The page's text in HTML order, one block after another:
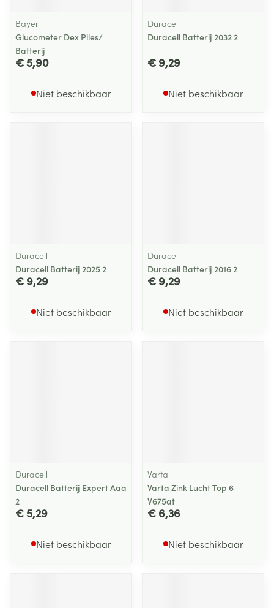
Bayer
Glucometer Dex Piles/
Batterij
€ 5,90
Niet beschikbaar
Duracell
Duracell Batterij 2032 2
€ 9,29
Niet beschikbaar
Duracell
Duracell Batterij 2025 2
€ 9,29
Niet beschikbaar
Duracell
Duracell Batterij 2016 2
€ 9,29
Niet beschikbaar
Duracell
Duracell Batterij Expert Aaa
2
€ 5,29
Niet beschikbaar
Varta
Varta Zink Lucht Top 6
V675at
€ 6,36
Niet beschikbaar